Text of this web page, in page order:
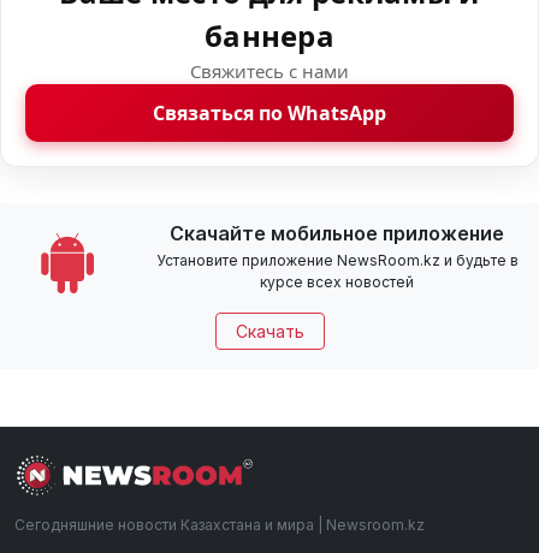
баннера
Свяжитесь с нами
Связаться по WhatsApp
Скачайте мобильное приложение
Установите приложение NewsRoom.kz и будьте в
курсе всех новостей
Скачать
Сегодняшние новости Казахстана и мира | Newsroom.kz